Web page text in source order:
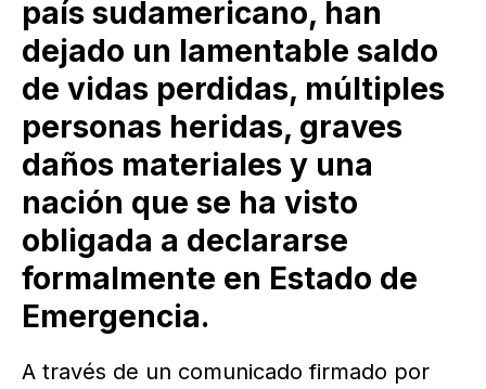
país sudamericano, han
dejado un lamentable saldo
de vidas perdidas, múltiples
personas heridas, graves
daños materiales y una
nación que se ha visto
obligada a declararse
formalmente en Estado de
Emergencia.
A través de un comunicado firmado por